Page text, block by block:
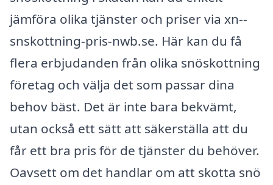
jämföra olika tjänster och priser via xn--
snskottning-pris-nwb.se. Här kan du få
flera erbjudanden från olika snöskottning
företag och välja det som passar dina
behov bäst. Det är inte bara bekvämt,
utan också ett sätt att säkerställa att du
får ett bra pris för de tjänster du behöver.
Oavsett om det handlar om att skotta snö